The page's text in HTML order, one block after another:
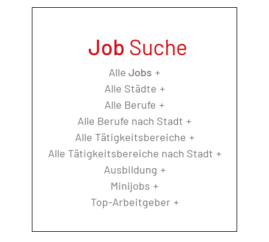
Job Suche
Alle Jobs
Alle Städte
Alle Berufe
Alle Berufe nach Stadt
Alle Tätigkeitsbereiche
Alle Tätigkeitsbereiche nach Stadt
Ausbildung
Minijobs
Top-Arbeitgeber